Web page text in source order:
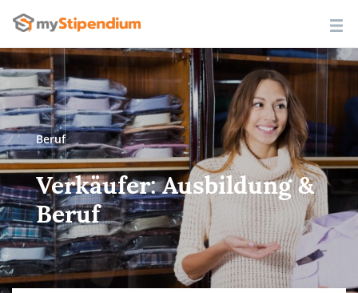
Beruf
Verkäufer: Ausbildung &
Beruf